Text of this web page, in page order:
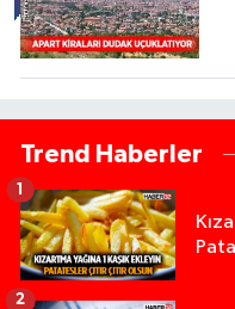
Trend Haberler
1
2